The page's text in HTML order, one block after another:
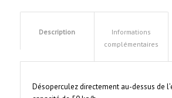
Description
Informations
complémentaires
Désoperculez directement au-dessus de